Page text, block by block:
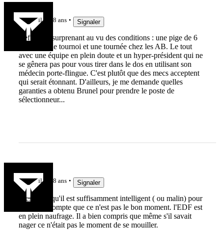
il y a 8 ans Signaler
Refus peu surprenant au vu des conditions : une pige de 6
mois avec le tournoi et une tournée chez les AB. Le tout
avec une équipe en plein doute et un hyper-président qui ne
se gênera pas pour vous tirer dans le dos en utilisant son
médecin porte-flingue. C'est plutôt que des mecs acceptent
qui serait étonnant. D'ailleurs, je me demande quelles
garanties a obtenu Brunel pour prendre le poste de
sélectionneur...
il y a 8 ans Signaler
C'est clair qu'il est suffisamment intelligent ( ou malin) pour
se rendre compte que ce n'est pas le bon moment. l'EDF est
en plein naufrage. Il a bien compris que même s'il savait
nager ce n'était pas le moment de se mouiller.